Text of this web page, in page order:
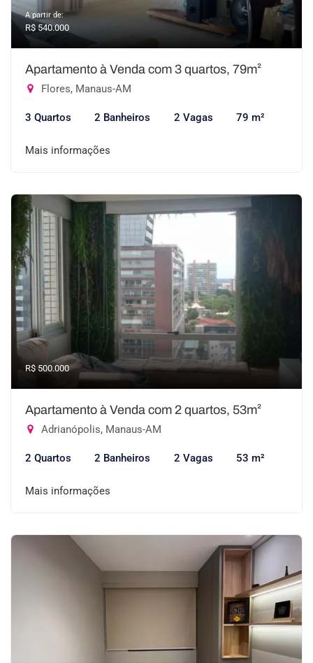
A partir de:
R$ 540.000
Apartamento à Venda com 3 quartos, 79m²
Flores, Manaus-AM
3 Quartos 2 Banheiros 2 Vagas 79 m²
Mais informações
R$ 500.000
Apartamento à Venda com 2 quartos, 53m²
Adrianópolis, Manaus-AM
2 Quartos 2 Banheiros 2 Vagas 53 m²
Mais informações